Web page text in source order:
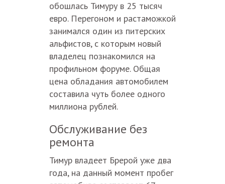
обошлась Тимуру в 25 тысяч
евро. Перегоном и растаможкой
занимался один из питерских
альфистов, с которым новый
владелец познакомился на
профильном форуме. Общая
цена обладания автомобилем
составила чуть более одного
миллиона рублей.
Обслуживание без
ремонта
Тимур владеет Брерой уже два
года, на данный момент пробег